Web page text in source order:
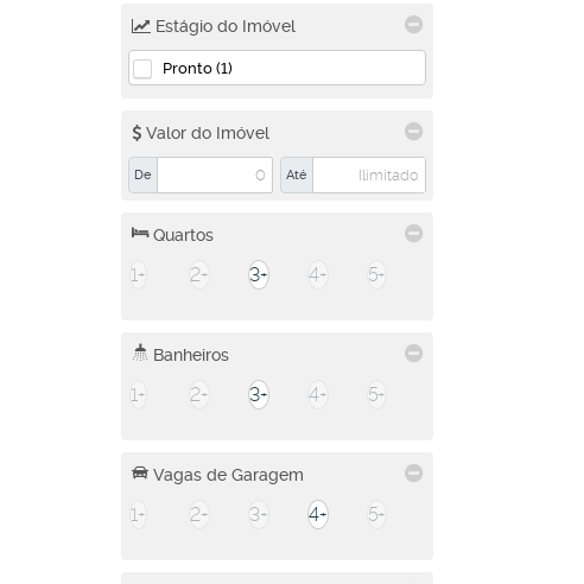
Estágio do Imóvel
Pronto (1)
Valor do Imóvel
De Até
Quartos
1+ 2+ 3+ 4+ 5+
Banheiros
1+ 2+ 3+ 4+ 5+
Vagas de Garagem
1+ 2+ 3+ 4+ 5+